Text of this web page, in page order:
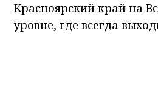
Красноярский край на
уровне, где всегда